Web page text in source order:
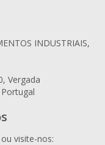
INDUSTRIAIS,
Vergada
visite-nos: